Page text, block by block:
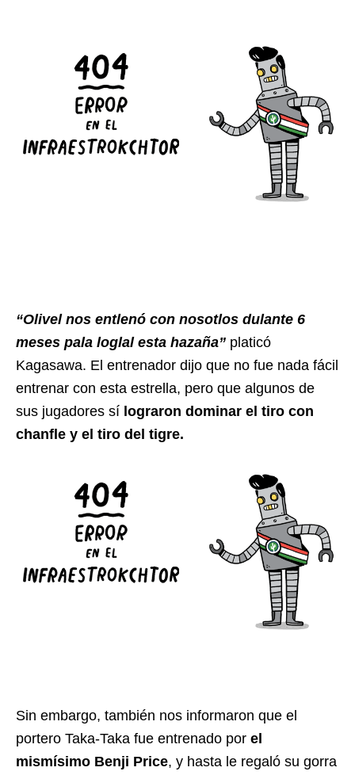
“Olivel nos entlenó con nosotlos dulante 6
meses pala loglal esta hazaña” platicó
Kagasawa. El entrenador dijo que no fue nada fácil
entrenar con esta estrella, pero que algunos de
sus jugadores sí lograron dominar el tiro con
chanfle y el tiro del tigre.
Sin embargo, también nos informaron que el
portero Taka-Taka fue entrenado por el
mismísimo Benji Price, y hasta le regaló su gorra